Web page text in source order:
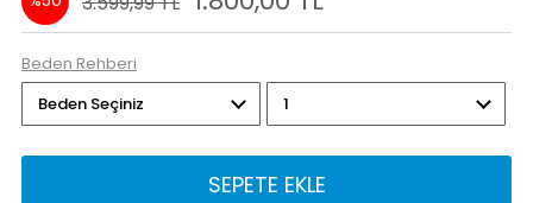
Beden Rehberi
SEPETE EKLE